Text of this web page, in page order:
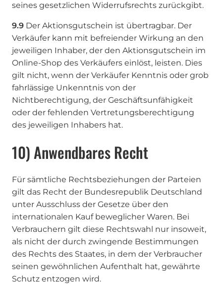
seines gesetzlichen Widerrufsrechts zurückgibt.
9.9 Der Aktionsgutschein ist übertragbar. Der
Verkäufer kann mit befreiender Wirkung an den
jeweiligen Inhaber, der den Aktionsgutschein im
Online-Shop des Verkäufers einlöst, leisten. Dies
gilt nicht, wenn der Verkäufer Kenntnis oder grob
fahrlässige Unkenntnis von der
Nichtberechtigung, der Geschäftsunfähigkeit
oder der fehlenden Vertretungsberechtigung
des jeweiligen Inhabers hat.
10) Anwendbares Recht
Für sämtliche Rechtsbeziehungen der Parteien
gilt das Recht der Bundesrepublik Deutschland
unter Ausschluss der Gesetze über den
internationalen Kauf beweglicher Waren. Bei
Verbrauchern gilt diese Rechtswahl nur insoweit,
als nicht der durch zwingende Bestimmungen
des Rechts des Staates, in dem der Verbraucher
seinen gewöhnlichen Aufenthalt hat, gewährte
Schutz entzogen wird.